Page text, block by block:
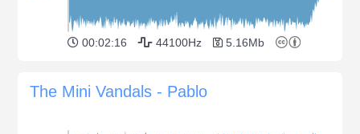
00:02:16 44100Hz 5.16Mb
The Mini Vandals - Pablo